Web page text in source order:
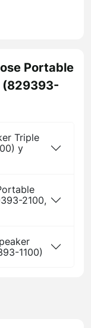
Portable
(829393-
Triple
у
2100,
1100)